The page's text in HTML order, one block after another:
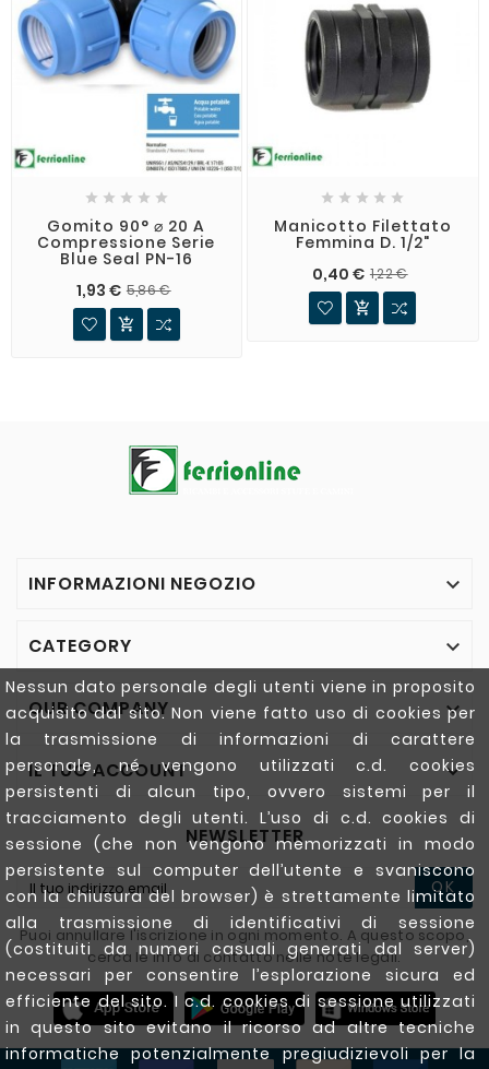
Nessun dato personale degli utenti viene in proposito
acquisito dal sito. Non viene fatto uso di cookies per
la trasmissione di informazioni di carattere
personale, né vengono utilizzati c.d. cookies
persistenti di alcun tipo, ovvero sistemi per il
tracciamento degli utenti. L’uso di c.d. cookies di
sessione (che non vengono memorizzati in modo
persistente sul computer dell’utente e svaniscono
con la chiusura del browser) è strettamente limitato
alla trasmissione di identificativi di sessione
(costituiti da numeri casuali generati dal server)
necessari per consentire l’esplorazione sicura ed
efficiente del sito. I c.d. cookies di sessione utilizzati
in questo sito evitano il ricorso ad altre tecniche
informatiche potenzialmente pregiudizievoli per la
    
Gomito 90° ⌀ 20 A
Compressione Serie
Blue Seal PN-16
1,93 € 5,86 €

    
Manicotto Filettato
Femmina D. 1/2"
0,40 € 1,22 €

INFORMAZIONI NEGOZIO 
CATEGORY 
OUR COMPANY 
IL TUO ACCOUNT 
NEWSLETTER
OK
Puoi annullare l'iscrizione in ogni momento. A questo scopo,
cerca le info di contatto nelle note legali.